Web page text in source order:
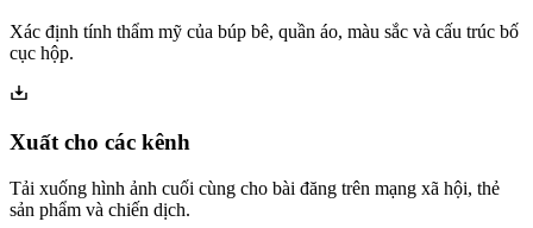
Xác định tính thẩm mỹ của búp bê, quần áo, màu sắc và cấu trúc bố
cục hộp.
Xuất cho các kênh
Tải xuống hình ảnh cuối cùng cho bài đăng trên mạng xã hội, thẻ
sản phẩm và chiến dịch.